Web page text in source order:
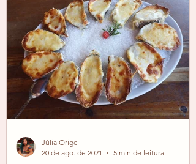
Júlia Orige
20 de ago. de 2021
5 min de leitura